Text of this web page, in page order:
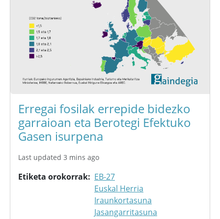
Erregai fosilak errepide bidezko
garraioan eta Berotegi Efektuko
Gasen isurpena
Last updated 3 mins ago
Etiketa orokorrak
EB-27
Euskal Herria
Iraunkortasuna
Jasangarritasuna